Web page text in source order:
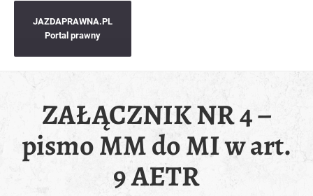
JAZDAPRAWNA.PL
Portal prawny
ZAŁĄCZNIK NR 4 –
pismo MM do MI w art.
9 AETR